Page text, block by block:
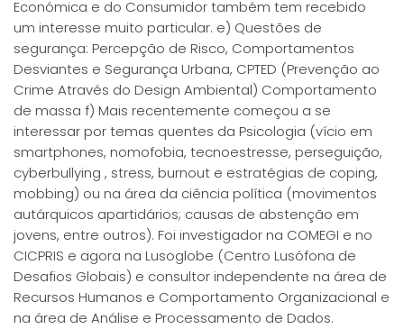
Económica e do Consumidor também tem recebido
um interesse muito particular. e) Questões de
segurança: Percepção de Risco, Comportamentos
Desviantes e Segurança Urbana, CPTED (Prevenção ao
Crime Através do Design Ambiental) Comportamento
de massa f) Mais recentemente começou a se
interessar por temas quentes da Psicologia (vício em
smartphones, nomofobia, tecnoestresse, perseguição,
cyberbullying , stress, burnout e estratégias de coping,
mobbing) ou na área da ciência política (movimentos
autárquicos apartidários; causas de abstenção em
jovens, entre outros). Foi investigador na COMEGI e no
CICPRIS e agora na Lusoglobe (Centro Lusófona de
Desafios Globais) e consultor independente na área de
Recursos Humanos e Comportamento Organizacional e
na área de Análise e Processamento de Dados.